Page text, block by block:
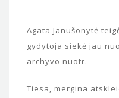
Agata Janušonytė
gydytoja siekė jau
archyvo nuotr.
Tiesa, mergina